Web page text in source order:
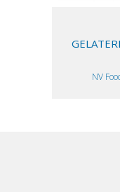
NV